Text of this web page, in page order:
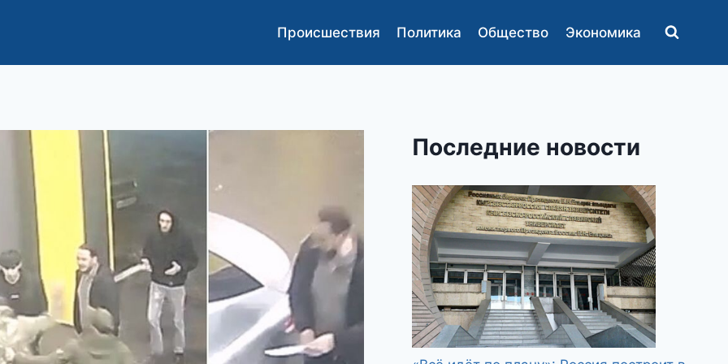
Происшествия Политика Общество Экономика
Последние новости